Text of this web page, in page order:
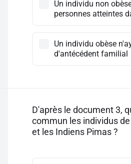
Un individu non
personnes atteintes
Un individu obèse
d'antécédent familial
D'après le document 3,
commun les individus
et les Indiens Pimas ?